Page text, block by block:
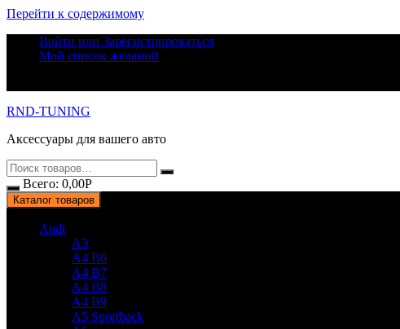
Перейти к содержимому
Войти или Зарегистрироваться
Мой список желаний
RND-TUNING
Аксессуары для вашего авто
Всего: 0,00Р
Каталог товаров
Audi
A3
A4 B6
A4 B7
A4 B8
A4 B9
A5 Sportback